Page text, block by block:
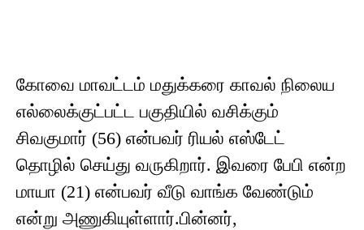
கோவை மாவட்டம் மதுக்கரை காவல் நிலைய
எல்லைக்குட்பட்ட பகுதியில் வசிக்கும்
சிவகுமார் (56) என்பவர் ரியல் எஸ்டேட்
தொழில் செய்து வருகிறார். இவரை பேபி என்ற
மாயா (21) என்பவர் வீடு வாங்க வேண்டும்
என்று அணுகியுள்ளார்.பின்னர்,